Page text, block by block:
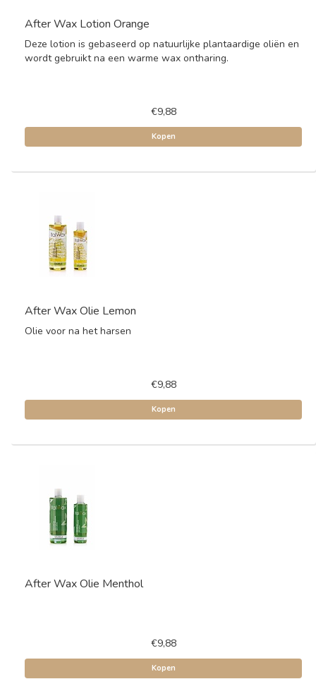
After Wax Lotion Orange
Deze lotion is gebaseerd op natuurlijke plantaardige oliën en
wordt gebruikt na een warme wax ontharing.
€9,88
Kopen
After Wax Olie Lemon
Olie voor na het harsen
€9,88
Kopen
After Wax Olie Menthol
€9,88
Kopen